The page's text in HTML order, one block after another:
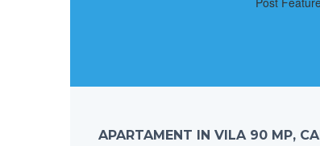
APARTAMENT IN VILA 90 MP,